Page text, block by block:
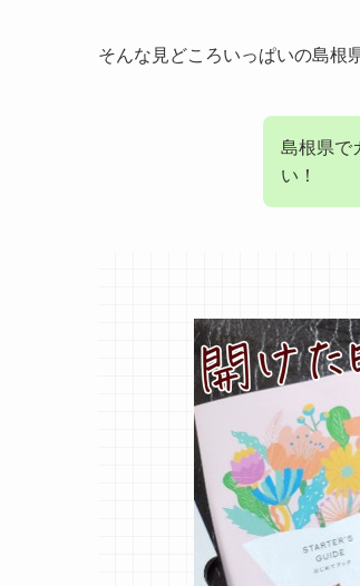
そんな見どころいっぱいの島根
島根県で
い！